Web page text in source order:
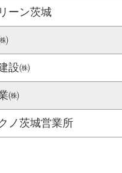
ーン茨城
設㈱
㈱
ノ茨城営業所